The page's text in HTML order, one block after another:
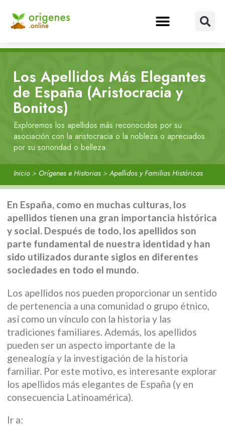
Los Apellidos Más Elegantes
de España (Aristocracia y
Bonitos)
Exploremos los apellidos más reconocidos por su
asociación con la aristocracia o la nobleza o apreciados
por su sonoridad o belleza.
Inicio > Orígenes e Historias > Apellidos y Familias Históricas
En España, como en muchas culturas, los
apellidos tienen una gran importancia histórica
y social. Después de todo, los apellidos son
parte fundamental de nuestra identidad y han
sido utilizados durante siglos en diferentes
sociedades en todo el mundo.
Los apellidos nos pueden proporcionar un sentido
de pertenencia a una comunidad o grupo étnico,
así como un vínculo con la historia y las
tradiciones familiares. Además, los apellidos
pueden ser un aspecto importante de la
genealogía y la investigación de la historia
familiar. Por este motivo, es interesante explorar
los apellidos más elegantes de España (y en
consecuencia Latinoamérica).
Ir a: